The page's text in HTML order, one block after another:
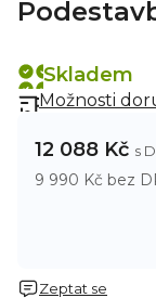
Skladem
Možnosti
12 088 Kč
9 990 Kč bez
Zeptat se